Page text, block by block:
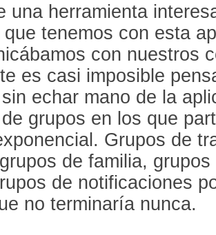
una herramienta
tenemos con esta
con nuestros
es casi imposible
echar mano de la
grupos en los que
Grupos de
de familia,
de notificaciones
no terminaría nunca.